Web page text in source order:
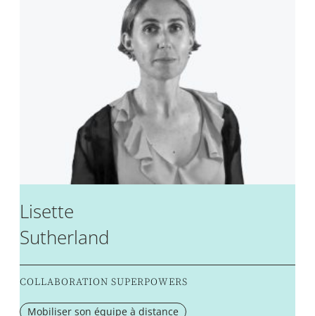
Lisette
Sutherland
COLLABORATION SUPERPOWERS
Mobiliser son équipe à distance